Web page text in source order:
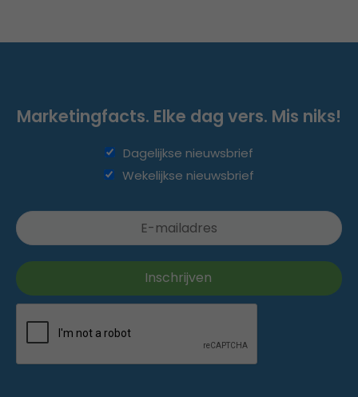
Marketingfacts. Elke dag vers. Mis niks!
Dagelijkse nieuwsbrief
Wekelijkse nieuwsbrief